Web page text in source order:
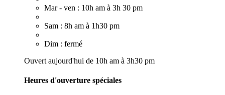
Mar - ven : 10h am à 3h 30 pm
Sam : 8h am à 1h30 pm
Dim : fermé
Ouvert aujourd'hui de 10h am à 3h30 pm
Heures d'ouverture spéciales